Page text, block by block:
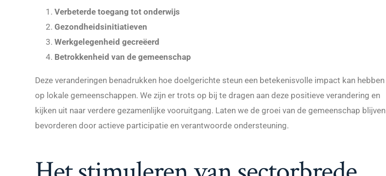
Verbeterde toegang tot onderwijs
Gezondheidsinitiatieven
Werkgelegenheid gecreëerd
Betrokkenheid van de gemeenschap
Deze veranderingen benadrukken hoe doelgerichte steun een betekenisvolle impact kan hebben
op lokale gemeenschappen. We zijn er trots op bij te dragen aan deze positieve verandering en
kijken uit naar verdere gezamenlijke vooruitgang. Laten we de groei van de gemeenschap blijven
bevorderen door actieve participatie en verantwoorde ondersteuning.